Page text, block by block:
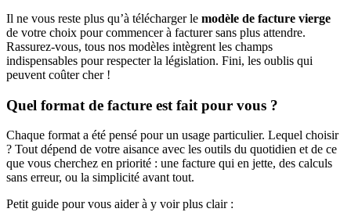
Il ne vous reste plus qu’à télécharger le modèle de facture vierge
de votre choix pour commencer à facturer sans plus attendre.
Rassurez-vous, tous nos modèles intègrent les champs
indispensables pour respecter la législation. Fini, les oublis qui
peuvent coûter cher !
Quel format de facture est fait pour vous ?
Chaque format a été pensé pour un usage particulier. Lequel choisir
? Tout dépend de votre aisance avec les outils du quotidien et de ce
que vous cherchez en priorité : une facture qui en jette, des calculs
sans erreur, ou la simplicité avant tout.
Petit guide pour vous aider à y voir plus clair :